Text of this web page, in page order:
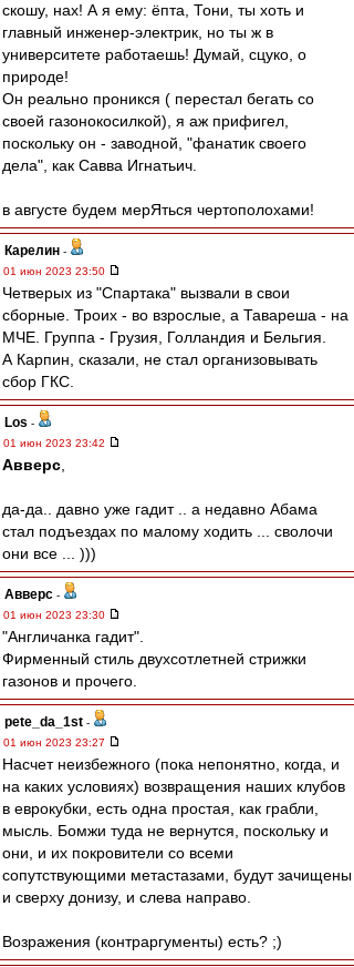
скошу, нах! А я ему: ёпта, Тони, ты хоть и
главный инженер-электрик, но ты ж в
университете работаешь! Думай, сцуко, о
природе!
Он реально проникся ( перестал бегать со
своей газонокосилкой), я аж прифигел,
поскольку он - заводной, "фанатик своего
дела", как Савва Игнатьич.
в августе будем мерЯться чертополохами!
Карелин -
01 июн 2023 23:50
Четверых из "Спартака" вызвали в свои
сборные. Троих - во взрослые, а Тавареша - на
МЧЕ. Группа - Грузия, Голландия и Бельгия.
А Карпин, сказали, не стал организовывать
сбор ГКС.
Los -
01 июн 2023 23:42
Авверс
да-да.. давно уже гадит .. а недавно Абама
стал подъездах по малому ходить ... сволочи
они все ... )))
Авверс -
01 июн 2023 23:30
"Англичанка гадит".
Фирменный стиль двухсотлетней стрижки
газонов и прочего.
pete_da_1st -
01 июн 2023 23:27
Насчет неизбежного (пока непонятно, когда, и
на каких условиях) возвращения наших клубов
в еврокубки, есть одна простая, как грабли,
мысль. Бомжи туда не вернутся, поскольку и
они, и их покровители сo всеми
сопутствующими метастазами, будут зачищены
и сверху донизу, и слева направо.
Возражения (контраргументы) есть? ;)